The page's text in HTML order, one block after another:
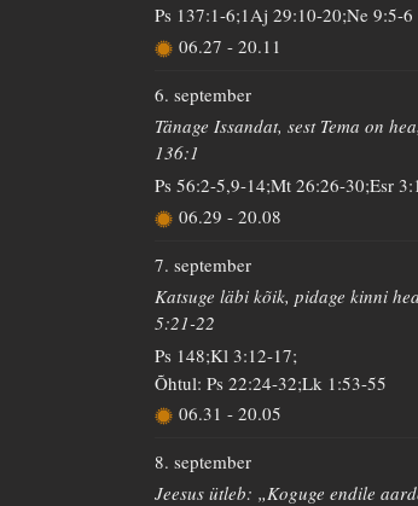
Ps 137:1-6;1Aj 29:10-20;Ne 9:5-
06.27 - 20.11
6. september
Tänage Issandat, sest Tema on
136:1
Ps 56:2-5,9-14;Mt 26:26-30;Esr
06.29 - 20.08
7. september
Katsuge läbi kõik, pidage kinni
5:21-22
Ps 148;Kl 3:12-17;
Õhtul: Ps 22:24-32;Lk 1:53-55
06.31 - 20.05
8. september
Jeesus ütleb: „Koguge endile